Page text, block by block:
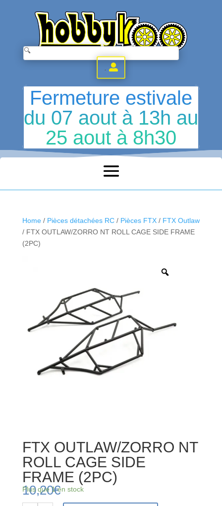
.
Fermeture estivale
du 07 aout à 13h au
25 aout à 8h30
Home/ Pièces détachées RC/ Pièces FTX/ FTX Outlaw
/ FTX OUTLAW/ZORRO NT ROLL CAGE SIDE FRAME
(2PC)
FTX OUTLAW/ZORRO NT
ROLL CAGE SIDE
FRAME (2PC)
10,20€
Plus que 1 en stock